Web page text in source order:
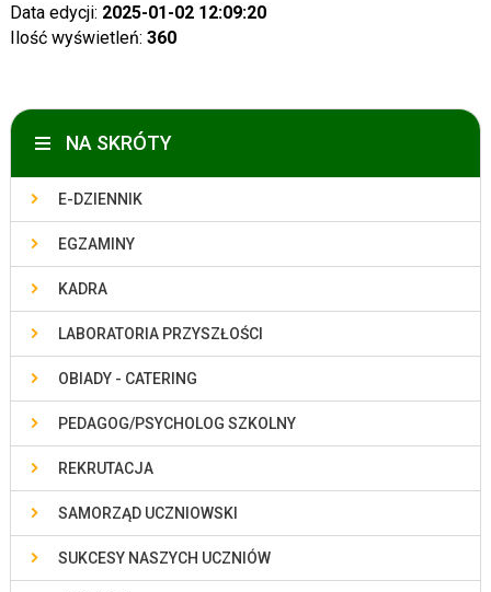
Data edycji: 2025-01-02 12:09:20
Ilość wyświetleń: 360
NA SKRÓTY
E-DZIENNIK
EGZAMINY
KADRA
LABORATORIA PRZYSZŁOŚCI
OBIADY - CATERING
PEDAGOG/PSYCHOLOG SZKOLNY
REKRUTACJA
SAMORZĄD UCZNIOWSKI
SUKCESY NASZYCH UCZNIÓW